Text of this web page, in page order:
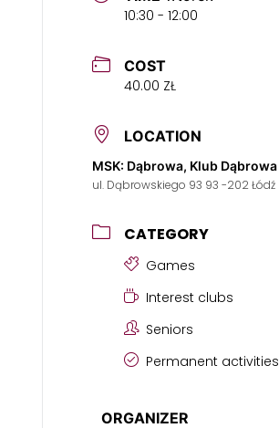
10:30 - 12:00
COST
40.00 ZŁ
LOCATION
MSK: Dąbrowa, Klub Dąbrowa
ul. Dąbrowskiego 93 93 -202 Łódź
CATEGORY
Games
Interest clubs
Seniors
Permanent activities
ORGANIZER